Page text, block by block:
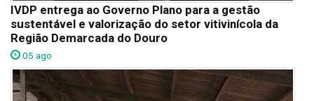
IVDP entrega ao Governo Plano para a gestão
sustentável e valorização do setor vitivinícola da
Região Demarcada do Douro
05 ago